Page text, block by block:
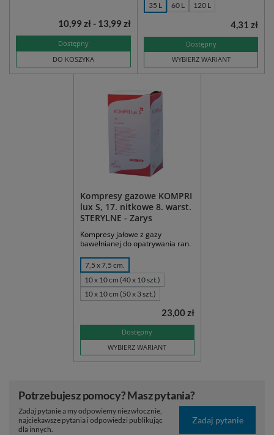
Dostępny
DO KOSZYKA
10,99 zł - 13,99 zł
35 L 60 L 120 L
Dostępny
WYBIERZ WARIANT
4,31 zł
Kompresy gazowe KOMPRI
lux S, 17. nitkowe 8. warst.
STERYLNE - Zarys
Kompresy jałowe z gazy
bawełnianej do opatrywania ran.
7,5 x 7,5 cm.
10 x 10 cm (40 x 10 szt.)
10 x 10 cm (50 x 3 szt.)
Dostępny
WYBIERZ WARIANT
23,00 zł
Potrzebujesz pomocy? Masz pytania?
Zadaj pytanie a my odpowiemy niezwłocznie,
najciekawsze pytania i odpowiedzi publikując
dla innych.
Zadaj pytanie